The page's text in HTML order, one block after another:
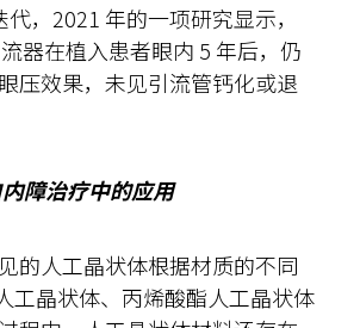
，2021 年的一项研究显示，
器在植入患者眼内 5 年后，仍
压效果，未见引流管钙化或退
障治疗中的应用
的人工晶状体根据材质的不同
工晶状体、丙烯酸酯人工晶状体